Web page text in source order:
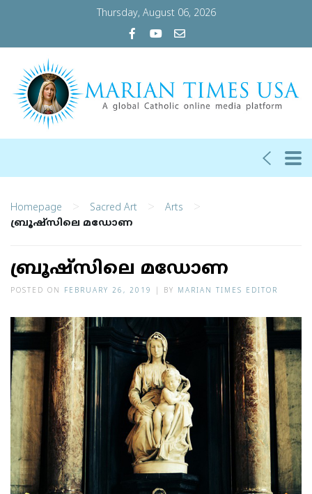
Thursday, August 06, 2026
Homepage > Sacred Art > Arts >
ബ്രൂഷ്‌സിലെ മഡോണ
ബ്രൂഷ്‌സിലെ മഡോണ
POSTED ON FEBRUARY 26, 2019 BY MARIAN TIMES EDITOR